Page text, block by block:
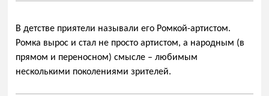
В детстве приятели называли его Ромкой-артистом.
Ромка вырос и стал не просто артистом, а народным (в
прямом и переносном) смысле – любимым
несколькими поколениями зрителей.